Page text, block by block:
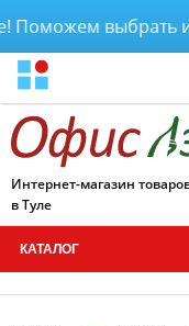
выбрать и
Интернет-магазин
в Туле
КАТАЛОГ